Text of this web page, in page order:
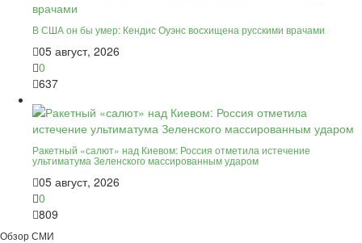
В США он бы умер: Кендис Оуэнс восхищена русскими врачами
05 август, 2026
0
637
Ракетный «салют» над Киевом: Россия отметила истечение
ультиматума Зеленского массированным ударом
05 август, 2026
0
809
Обзор СМИ